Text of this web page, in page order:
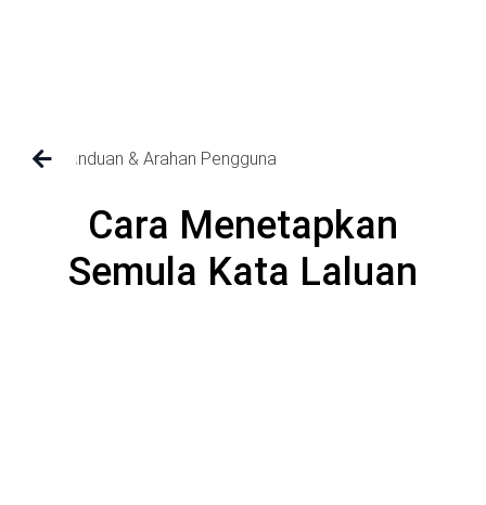
Panduan & Arahan Pengguna
Cara Menetapkan
Semula Kata Laluan